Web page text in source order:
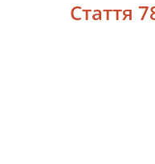
Стаття